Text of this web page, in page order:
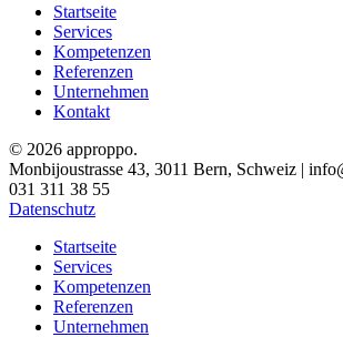
Startseite
Services
Kompetenzen
Referenzen
Unternehmen
Kontakt
© 2026 approppo.
Monbijoustrasse 43, 3011 Bern, Schweiz |
031 311 38 55
Datenschutz
Close
Menu
Startseite
Services
Kompetenzen
Referenzen
Unternehmen